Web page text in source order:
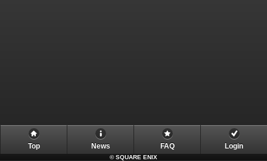
Top News FAQ Login
©SQUARE ENIX